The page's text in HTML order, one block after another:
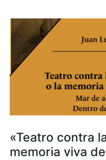
«Teatro contra
memoria viva